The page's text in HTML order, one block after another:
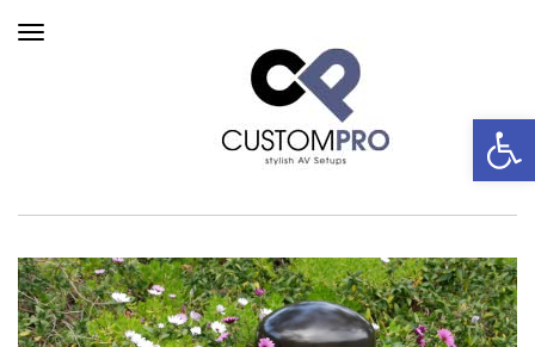
פתח סרגל נגישות